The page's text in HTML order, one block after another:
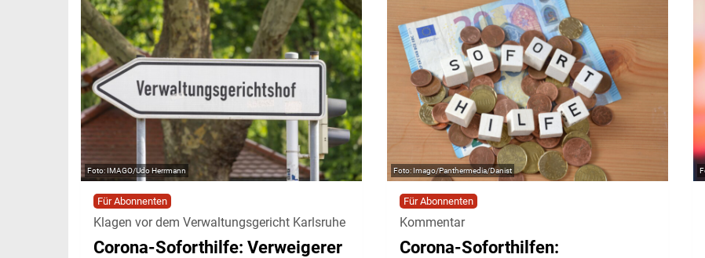
IMAGO/Udo Herrmann
Für Abonnenten
Klagen vor dem Verwaltungsgericht Karlsruhe
Corona-Soforthilfe: Verweigerer
Imago/Panthermedia/Danist
Für Abonnenten
Kommentar
Corona-Soforthilfen: